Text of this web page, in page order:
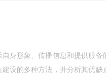
身形象、传播信息和提供服
设的多种方法，并分析其优